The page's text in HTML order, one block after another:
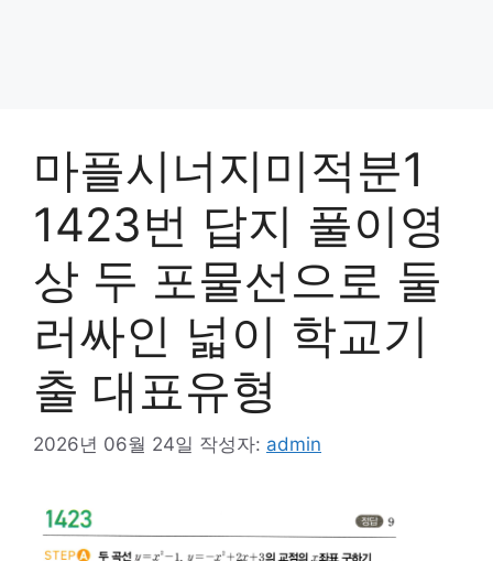
마플시너지미적분1
1423번 답지 풀이영
상 두 포물선으로 둘
러싸인 넓이 학교기
출 대표유형
2026년 06월 24일 작성자: admin